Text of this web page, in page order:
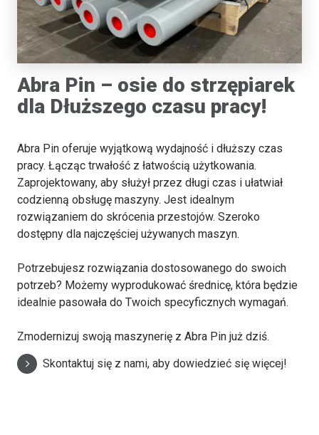
Abra Pin – osie do strzępiarek
dla Dłuższego czasu pracy!
Abra Pin oferuje wyjątkową wydajność i dłuższy czas
pracy. Łącząc trwałość z łatwością użytkowania.
Zaprojektowany, aby służył przez długi czas i ułatwiał
codzienną obsługę maszyny. Jest idealnym
rozwiązaniem do skrócenia przestojów. Szeroko
dostępny dla najczęściej używanych maszyn.
Potrzebujesz rozwiązania dostosowanego do swoich
potrzeb? Możemy wyprodukować średnicę, która będzie
idealnie pasowała do Twoich specyficznych wymagań.
Zmodernizuj swoją maszynerię z Abra Pin już dziś.
Skontaktuj się z nami, aby dowiedzieć się więcej!